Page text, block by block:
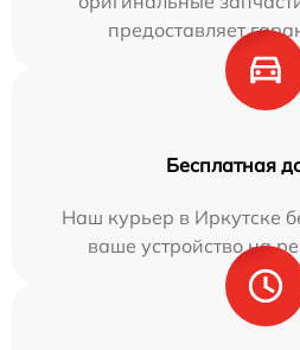
предоставляет
Бесплатная
Наш курьер в Иркутске
ваше устройство на